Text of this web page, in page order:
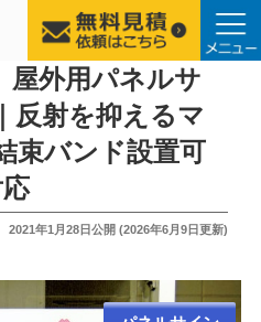
屋外用パネルサ
反射を抑えるマ
束バンド設置可
投
2021年1月28日公開 (2026年6月9日更新)